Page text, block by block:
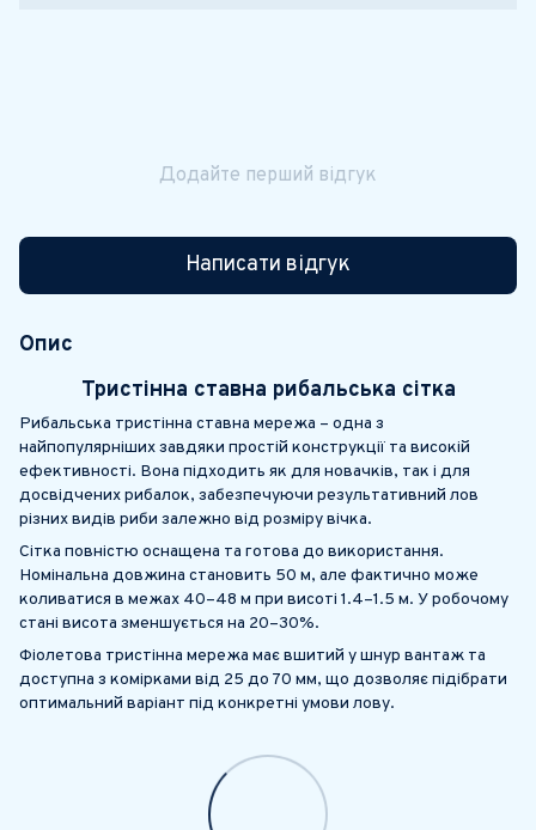
Додайте перший відгук
Написати відгук
Опис
Тристінна ставна рибальська сітка
Рибальська тристінна ставна мережа – одна з
найпопулярніших завдяки простій конструкції та високій
ефективності. Вона підходить як для новачків, так і для
досвідчених рибалок, забезпечуючи результативний лов
різних видів риби залежно від розміру вічка.
Сітка повністю оснащена та готова до використання.
Номінальна довжина становить 50 м, але фактично може
коливатися в межах 40–48 м при висоті 1.4–1.5 м. У робочому
стані висота зменшується на 20–30%.
Фіолетова тристінна мережа має вшитий у шнур вантаж та
доступна з комірками від 25 до 70 мм, що дозволяє підібрати
оптимальний варіант під конкретні умови лову.